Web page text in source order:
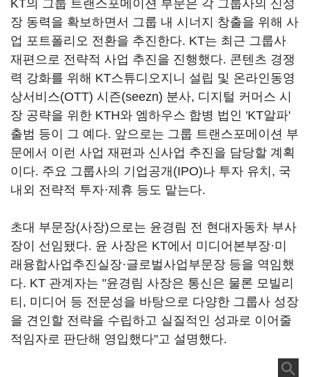
KT의 그룹 트랜스포메이션 부문은 각 그룹사의 신성
장 동력을 확보하면서 그룹 내 시너지 창출을 위해 사
업 포트폴리오 전환을 추진한다. KT는 최근 그룹사
재편으로 전략적 사업 추진을 진행했다. 콘텐츠 경쟁
력 강화를 위해 KT스튜디오지니 설립 및 온라인동영
상서비스(OTT) 시즌(seezn) 분사, 디지털 커머스 시
장 공략을 위한 KTH와 엠하우스 합병 법인 'KT알파'
출범 등이 그 예다. 앞으로는 그룹 트랜스포메이션 부
문에서 이런 사업 재편과 신사업 추진을 담당할 계획
이다. 주요 그룹사의 기업공개(IPO)나 투자 유치, 국
내외 전략적 투자·제휴 등도 맡는다.
초대 부문장(사장)으로는 윤경림 전 현대자동차 부사
장이 선임됐다. 윤 사장은 KT에서 미디어본부장·미
래융합사업추진실장·글로벌사업부문장 등을 역임했
다. KT 관계자는 "윤경림 사장은 통신은 물론 모빌리
티, 미디어 등 전문성을 바탕으로 다양한 그룹사 성장
을 견인할 전략을 수립하고 실질적인 성과로 이어줄
적임자로 판단해 영입했다"고 설명했다.